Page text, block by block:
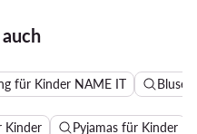
für Kinder NAME IT
Kinder Pyjamas für Kinder